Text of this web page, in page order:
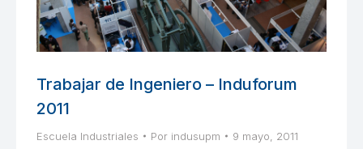
Trabajar de Ingeniero – Induforum
2011
Escuela Industriales Por indusupm 9 mayo, 2011